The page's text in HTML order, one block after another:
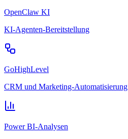
OpenClaw KI
KI-Agenten-Bereitstellung
GoHighLevel
CRM und Marketing-Automatisierung
Power BI-Analysen